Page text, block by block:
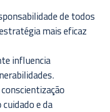
de todos
mais eficaz
influencia
e da